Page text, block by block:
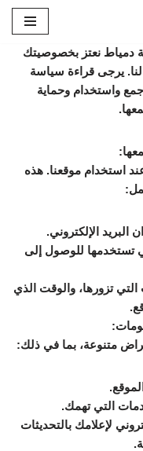
دمياط نعتز بخصوصيتك
لنا. يرجى قراءة سياسة
جمع واستخدام وحماية
استخدام موقعنا. هذه
الإلكتروني.
تستخدمها للوصول إلى
تزورها، والوقت الذي
متنوعة، بما في ذلك:
التي تهمك.
لإعلامك بالتحديثات